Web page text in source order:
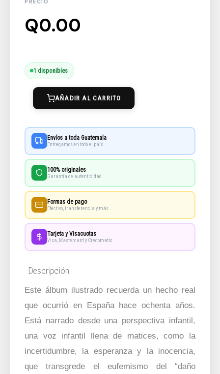
Q0.00
1 disponibles
Mexique
AÑADIR AL CARRITO
Envíos a toda Guatemala
Entregamos en todo el país
100% originales
Garantía de autenticidad
Formas de pago
Efectivo, transferencia y más
Tarjeta y Visacuotas
Visa, Mastercard y Credomatic
Descripción:
Este álbum ilustrado recuerda un hecho real
que ocurrió en España hace ochenta años.
Está narrado desde una perspectiva infantil,
una voz infantil llena de matices, como la
incertidumbre, la esperanza y la inocencia,
que transgrede el eufemismo del “daño